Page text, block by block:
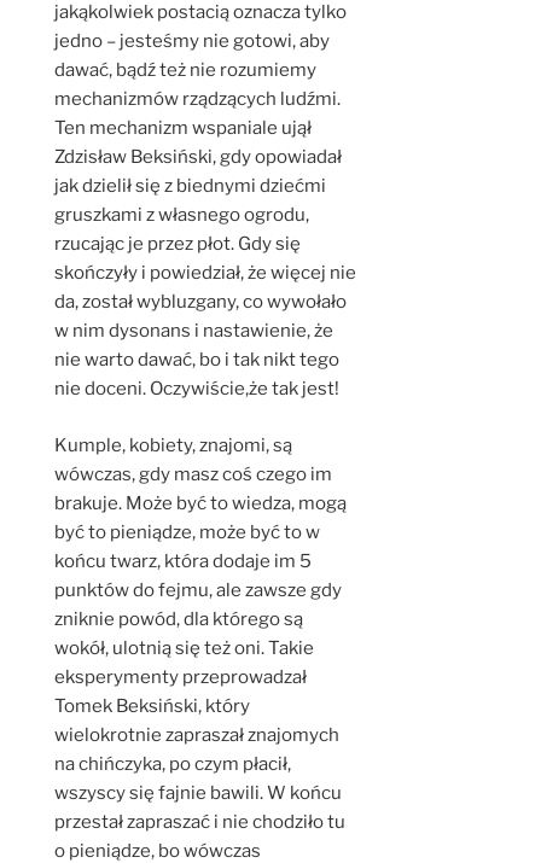
jakąkolwiek postacią oznacza tylko
jedno – jesteśmy nie gotowi, aby
dawać, bądź też nie rozumiemy
mechanizmów rządzących ludźmi.
Ten mechanizm wspaniale ujął
Zdzisław Beksiński, gdy opowiadał
jak dzielił się z biednymi dziećmi
gruszkami z własnego ogrodu,
rzucając je przez płot. Gdy się
skończyły i powiedział, że więcej nie
da, został wybluzgany, co wywołało
w nim dysonans i nastawienie, że
nie warto dawać, bo i tak nikt tego
nie doceni. Oczywiście,że tak jest!
Kumple, kobiety, znajomi, są
wówczas, gdy masz coś czego im
brakuje. Może być to wiedza, mogą
być to pieniądze, może być to w
końcu twarz, która dodaje im 5
punktów do fejmu, ale zawsze gdy
zniknie powód, dla którego są
wokół, ulotnią się też oni. Takie
eksperymenty przeprowadzał
Tomek Beksiński, który
wielokrotnie zapraszał znajomych
na chińczyka, po czym płacił,
wszyscy się fajnie bawili. W końcu
przestał zapraszać i nie chodziło tu
o pieniądze, bo wówczas